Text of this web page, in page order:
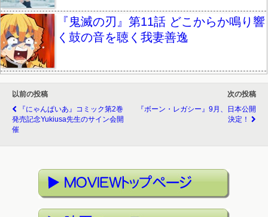
『鬼滅の刃』第11話 どこからか鳴り響
く鼓の音を聴く我妻善逸
以前の投稿
『にゃんぱいあ』コミック第2巻
発売記念yukiusa先生のサイン会開
催
次の投稿
『ボーン・レガシー』9月、日本公開
決定！